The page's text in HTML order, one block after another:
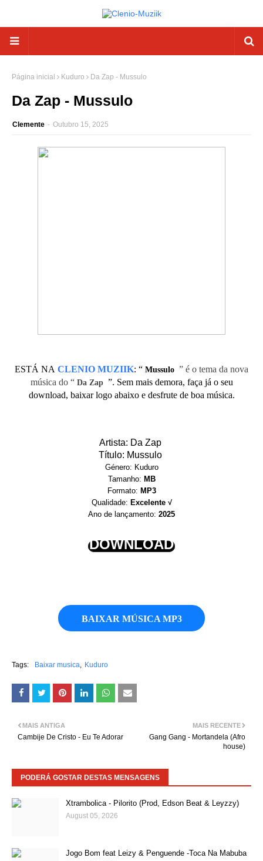
Página inicial Kuduro Da Zap - Mussulo
Da Zap - Mussulo
Clemente - Outubro 15, 2025
ESTÁ NA CLENIO MUZIIK: “ Mussulo ” é o tema da nova
música do “ Da Zap ”. Sem mais demora, faça já o seu
download, baixar logo abaixo e desfrute de boa música.
Artista: Da Zap
Título: Mussulo
Género: Kuduro
Tamanho: MB
Formato: MP3
Qualidade: Excelente √
Ano de lançamento: 2025
DOWNLOAD
BAIXAR MÚSICA MP3
Tags: Baixar musica Kuduro
MAIS RECENTE
Gang Gang - Mortandela (Afro
house)
MAIS ANTIGA
Cambije De Cristo - Eu Te Adorar
PODERÁ GOSTAR DESTAS MENSAGENS
Xtrambolica - Pilorito (Prod, Edson Beat & Leyzzy)
August 05, 2026
Jogo Bom feat Leizy & Penguende -Toca Na Mabuba